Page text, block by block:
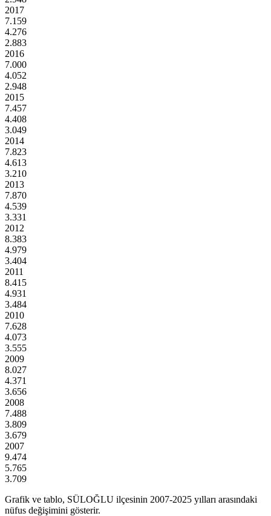
2017
7.159
4.276
2.883
2016
7.000
4.052
2.948
2015
7.457
4.408
3.049
2014
7.823
4.613
3.210
2013
7.870
4.539
3.331
2012
8.383
4.979
3.404
2011
8.415
4.931
3.484
2010
7.628
4.073
3.555
2009
8.027
4.371
3.656
2008
7.488
3.809
3.679
2007
9.474
5.765
3.709
Grafik ve tablo, SÜLOĞLU ilçesinin 2007-2025 yılları arasındaki
nüfus değişimini gösterir.